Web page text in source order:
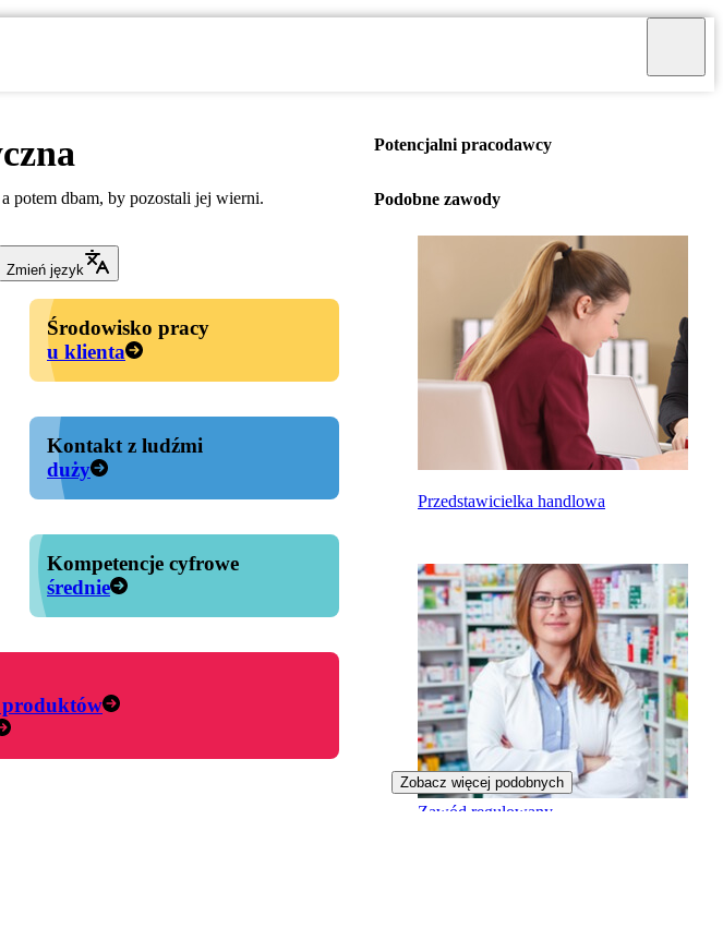
potem dbam, by pozostali jej wierni.
Zmień język
Środowisko pracy
u klienta
Kontakt z ludźmi
duży
Kompetencje cyfrowe
średnie
produktów
Potencjalni pracodawcy
Podobne zawody
Przedstawicielka handlowa
Zawód regulowany
Zobacz więcej podobnych